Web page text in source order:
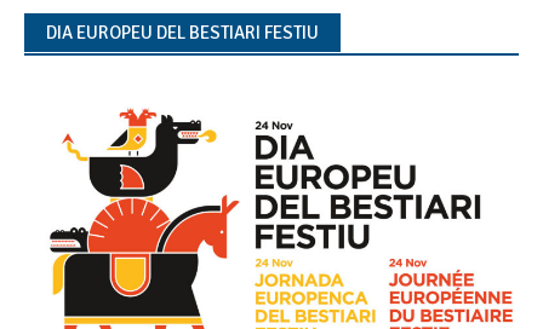
DIA EUROPEU DEL BESTIARI FESTIU